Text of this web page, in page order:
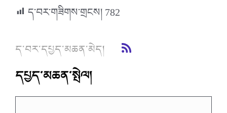
ད་བར་གཟིགས་གྲངས།782
ད་བར་དཔྱད་མཆན་མེད།
དཔྱད་མཆན་སྤེལ།